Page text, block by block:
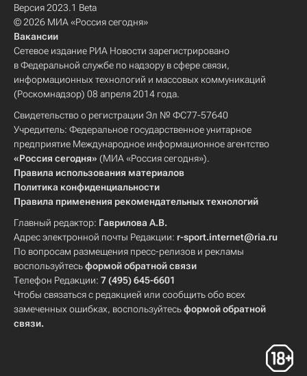
Версия 2023.1 Beta
© 2026 МИА «Россия сегодня»
Вакансии
Сетевое издание РИА Новости зарегистрировано
в Федеральной службе по надзору в сфере связи,
информационных технологий и массовых коммуникаций
(Роскомнадзор) 08 апреля 2014 года.
Свидетельство о регистрации Эл № ФС77-57640
Учредитель: Федеральное государственное унитарное
предприятие Международное информационное агентство
«Россия сегодня» (МИА «Россия сегодня»).
Правила использования материалов
Политика конфиденциальности
Правила применения рекомендательных технологий
Главный редактор: Гаврилова А.В.
Адрес электронной почты Редакции: r-sport.internet@ria.ru
По вопросам размещения пресс-релизов и рекламы
воспользуйтесьформой обратной связи
Телефон Редакции: 7 (495) 645-6601
Чтобы связаться с редакцией или сообщить обо всех
замеченных ошибках, воспользуйтесьформой обратной
связи.